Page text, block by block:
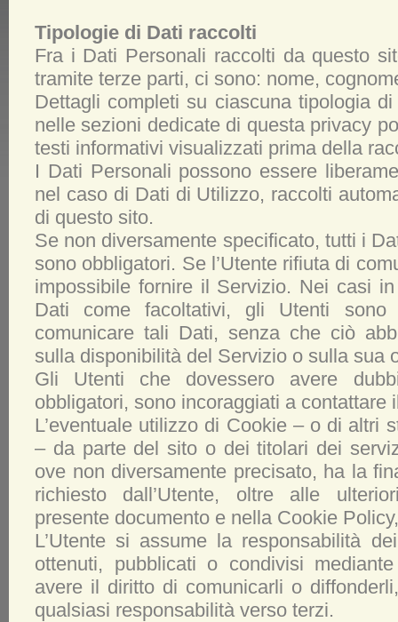
Tipologie di Dati raccolti
Fra i Dati Personali raccolti da questo
tramite terze parti, ci sono: nome,
Dettagli completi su ciascuna tipologia
nelle sezioni dedicate di questa privacy
testi informativi visualizzati prima della
I Dati Personali possono essere
nel caso di Dati di Utilizzo, raccolti
di questo sito.
Se non diversamente specificato, tutti i
sono obbligatori. Se l’Utente rifiuta di
impossibile fornire il Servizio. Nei casi
Dati come facoltativi, gli Utenti
comunicare tali Dati, senza che ciò
sulla disponibilità del Servizio o sulla sua
Gli Utenti che dovessero avere
obbligatori, sono incoraggiati a contattare
L’eventuale utilizzo di Cookie – o di altri
– da parte del sito o dei titolari dei
ove non diversamente precisato, ha la
richiesto dall’Utente, oltre alle
presente documento e nella Cookie
L’Utente si assume la responsabilità
ottenuti, pubblicati o condivisi
avere il diritto di comunicarli o
qualsiasi responsabilità verso terzi.